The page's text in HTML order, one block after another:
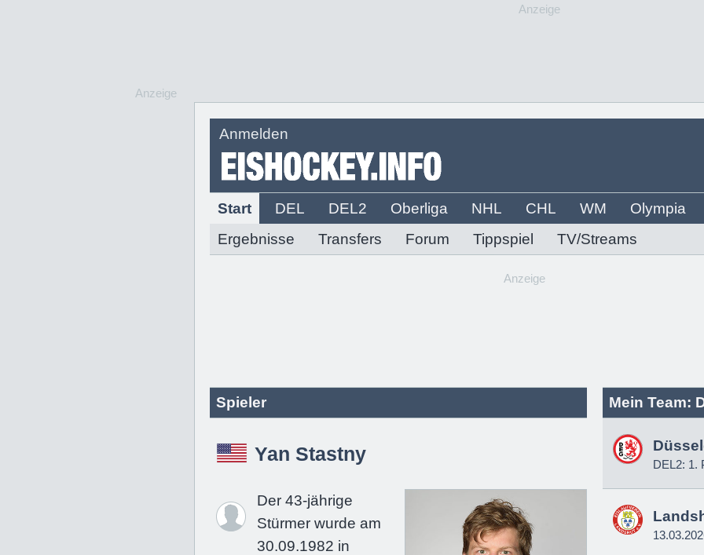
Anzeige
Anmelden
Start DEL DEL2 Oberliga NHL CHL WM
Olympia
Ergebnisse
Transfers Forum Tippspiel TV/Streams
Anzeige
Anzeige
Spieler
Yan Stastny
Der 43-jährige
Stürmer wurde am
30.09.1982 in
Mein Team:
DEL2: 1.